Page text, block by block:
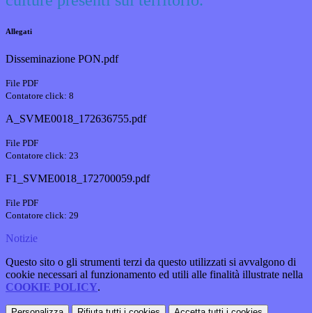
Allegati
Disseminazione PON.pdf
File PDF
Contatore click: 8
A_SVME0018_172636755.pdf
File PDF
Contatore click: 23
F1_SVME0018_172700059.pdf
File PDF
Contatore click: 29
Notizie
Questo sito o gli strumenti terzi da questo utilizzati si avvalgono di
cookie necessari al funzionamento ed utili alle finalità illustrate nella
COOKIE POLICY.